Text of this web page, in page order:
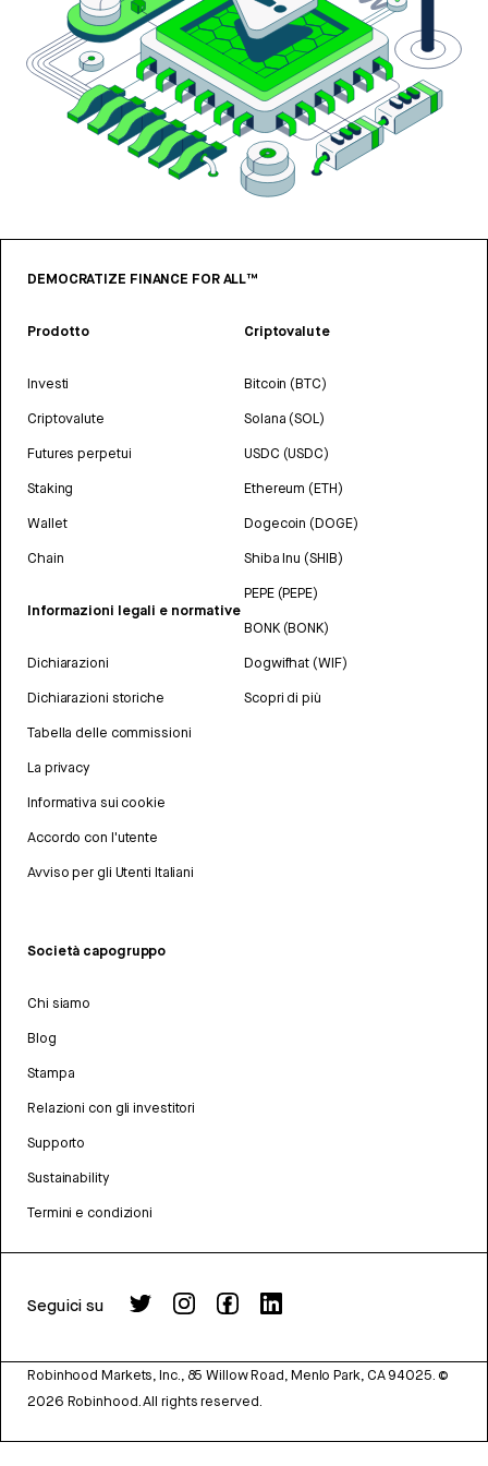
DEMOCRATIZE FINANCE FOR ALL™
Prodotto
Investi
Criptovalute
Futures perpetui
Staking
Wallet
Chain
Informazioni legali e normative
Dichiarazioni
Dichiarazioni storiche
Tabella delle commissioni
La privacy
Informativa sui cookie
Accordo con l'utente
Avviso per gli Utenti Italiani
Criptovalute
Bitcoin (BTC)
Solana (SOL)
USDC (USDC)
Ethereum (ETH)
Dogecoin (DOGE)
Shiba Inu (SHIB)
PEPE (PEPE)
BONK (BONK)
Dogwifhat (WIF)
Scopri di più
Società capogruppo
Chi siamo
Blog
Stampa
Relazioni con gli investitori
Supporto
Sustainability
Termini e condizioni
Seguici su
Robinhood Markets, Inc., 85 Willow Road, Menlo Park, CA 94025. ©
2026 Robinhood. All rights reserved.